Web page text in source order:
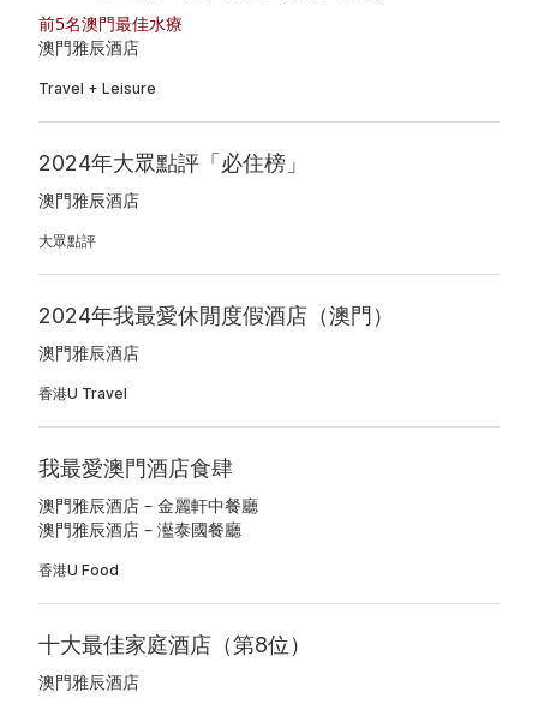
前5名澳門最佳水療
澳門雅辰酒店
Travel + Leisure
2024年大眾點評「必住榜」
澳門雅辰酒店
大眾點評
2024年我最愛休閒度假酒店（澳門）
澳門雅辰酒店
香港U Travel
我最愛澳門酒店食肆
澳門雅辰酒店 – 金麗軒中餐廳
澳門雅辰酒店 – 灆泰國餐廳
香港U Food
十大最佳家庭酒店（第8位）
澳門雅辰酒店